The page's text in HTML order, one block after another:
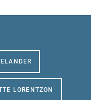
LORENTZON